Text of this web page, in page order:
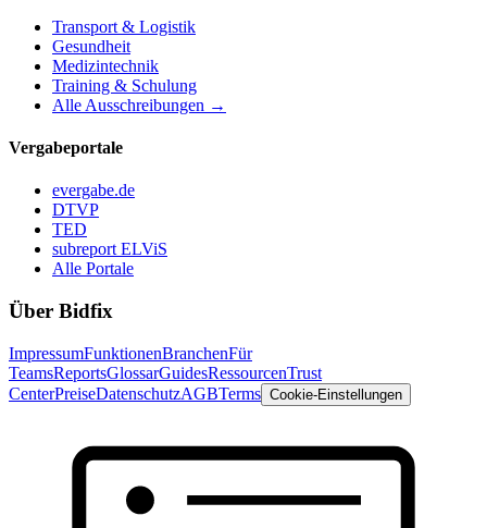
Transport & Logistik
Gesundheit
Medizintechnik
Training & Schulung
Alle Ausschreibungen →
Vergabeportale
evergabe.de
DTVP
TED
subreport ELViS
Alle Portale
Über Bidfix
ImpressumFunktionenBranchenFür
TeamsReportsGlossarGuidesRessourcenTrust
CenterPreiseDatenschutzAGBTerms Cookie-Einstellungen